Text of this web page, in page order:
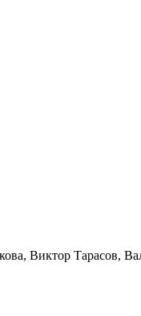
Виктор Тарасов,